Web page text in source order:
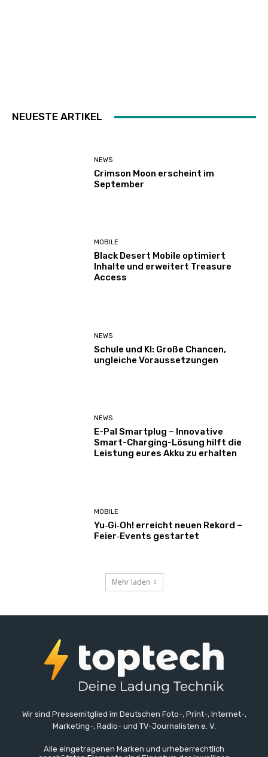
NEUESTE ARTIKEL
NEWS
Crimson Moon erscheint im
September
MOBILE
Black Desert Mobile optimiert
Inhalte und erweitert Treasure
Access
NEWS
Schule und KI: Große Chancen,
ungleiche Voraussetzungen
NEWS
E-Pal Smartplug – Innovative
Smart-Charging-Lösung hilft die
Leistung eures Akku zu erhalten
MOBILE
Yu‑Gi‑Oh! erreicht neuen Rekord –
Feier‑Events gestartet
Mehr laden
Wir sind Pressemitglied im Deutschen Foto-, Print-, Internet-,
Marketing-, Radio- und TV-Journalisten e. V.
Alle eingetragenen Marken und urheberrechtlich